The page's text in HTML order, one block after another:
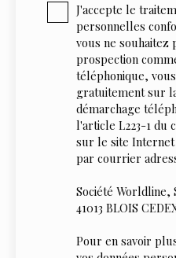
J'accepte le
personnelles
vous ne souhaitez
prospection
téléphonique,
gratuitement sur
démarchage
l'article L223-1 du
sur le site
par courrier
Société Worldline,
41013 BLOIS
Pour en savoir